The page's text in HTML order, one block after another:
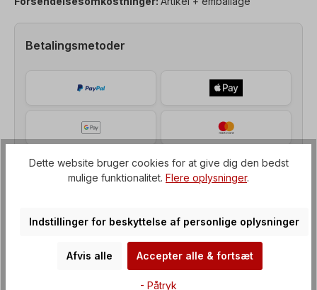
Betalingsmetoder
Dette website bruger cookies for at give dig den bedst
mulige funktionalitet. Flere oplysninger.
Indstillinger for beskyttelse af personlige oplysninger
Afvis alle Accepter alle & fortsæt
- Påtryk